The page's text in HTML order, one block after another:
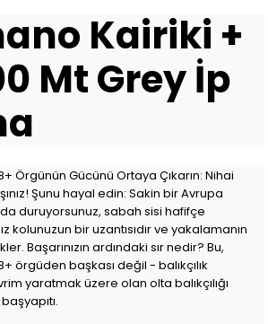
Kairiki +
Mt Grey İp
Örgünün Gücünü Ortaya Çıkarın: Nihai
Şunu hayal edin: Sakin bir Avrupa
duruyorsunuz, sabah sisi hafifçe
kolunuzun bir uzantısıdır ve yakalamanın
Başarınızın ardındaki sır nedir? Bu,
örgüden başkası değil - balıkçılık
yaratmak üzere olan olta balıkçılığı